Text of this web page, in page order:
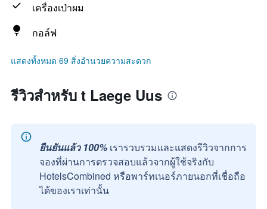
เครื่องเป่าผม
กอล์ฟ
แสดงทั้งหมด 69 สิ่งอำนวยความสะดวก
รีวิวสำหรับ t Laege Uus
ยืนยันแล้ว 100% เรารวบรวมและแสดงรีวิวจากการ
จองที่ผ่านการตรวจสอบแล้วจากผู้ใช้จริงกับ
HotelsCombined หรือพาร์ทเนอร์ภายนอกที่เชื่อถือ
ได้ของเราเท่านั้น